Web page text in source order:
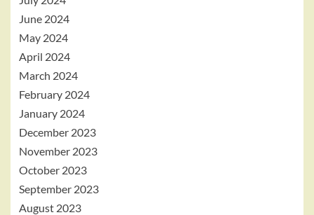
June 2024
May 2024
April 2024
March 2024
February 2024
January 2024
December 2023
November 2023
October 2023
September 2023
August 2023